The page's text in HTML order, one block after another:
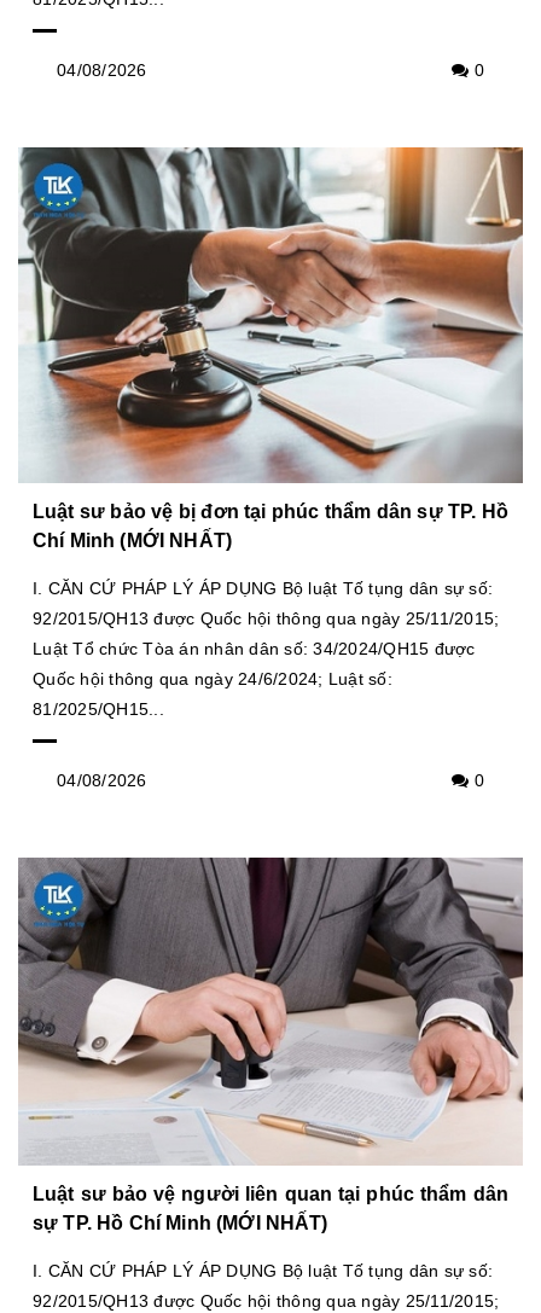
04/08/2026 0
Luật sư bảo vệ bị đơn tại phúc thẩm dân sự TP. Hồ
Chí Minh (MỚI NHẤT)
I. CĂN CỨ PHÁP LÝ ÁP DỤNG Bộ luật Tố tụng dân sự số:
92/2015/QH13 được Quốc hội thông qua ngày 25/11/2015;
Luật Tổ chức Tòa án nhân dân số: 34/2024/QH15 được
Quốc hội thông qua ngày 24/6/2024; Luật số:
81/2025/QH15...
04/08/2026 0
Luật sư bảo vệ người liên quan tại phúc thẩm dân
sự TP. Hồ Chí Minh (MỚI NHẤT)
I. CĂN CỨ PHÁP LÝ ÁP DỤNG Bộ luật Tố tụng dân sự số:
92/2015/QH13 được Quốc hội thông qua ngày 25/11/2015;